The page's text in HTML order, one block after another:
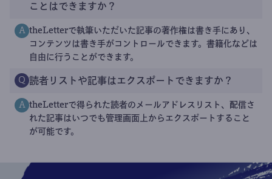
ことはできますか？
A theLetterで執筆いただいた記事の著作権は書き手にあり、
コンテンツは書き手がコントロールできます。書籍化などは
自由に行うことができます。
Q 読者リストや記事はエクスポートできますか？
A theLetterで得られた読者のメールアドレスリスト、配信さ
れた記事はいつでも管理画面上からエクスポートすること
が可能です。